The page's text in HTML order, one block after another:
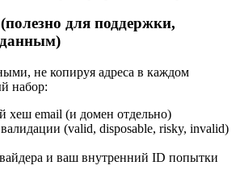
для поддержки,
не копируя адреса в каждом
набор:
хеш email (и домен отдельно)
валидации (valid, disposable, risky, invalid)
и ваш внутренний ID попытки